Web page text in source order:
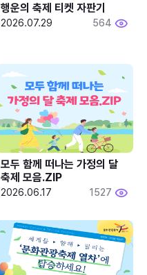
행운의 축제 티켓 자판기
2026.07.29 564
모두 함께 떠나는 가정의 달
축제 모음.ZIP
2026.06.17 1527